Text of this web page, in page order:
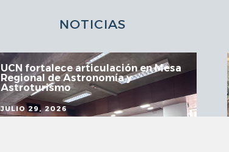
NOTICIAS
UCN fortalece articulación en Mesa
Regional de Astronomía y
Astroturismo
JULIO 29, 2026